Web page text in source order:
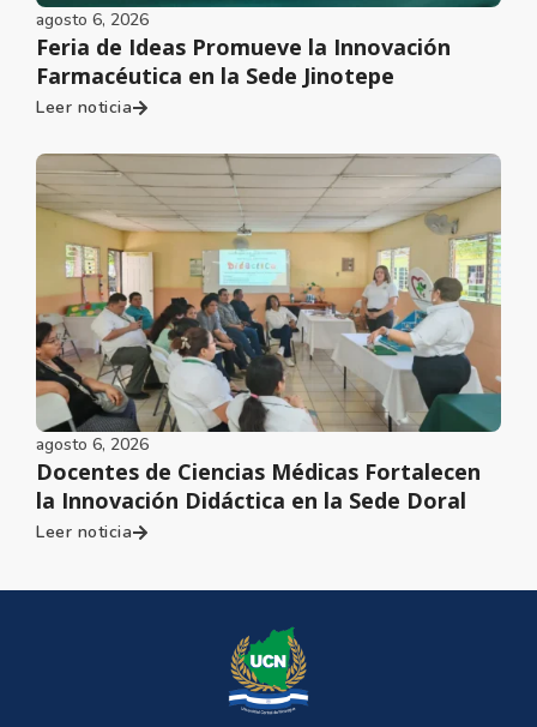
agosto 6, 2026
Feria de Ideas Promueve la Innovación
Farmacéutica en la Sede Jinotepe
Leer noticia
agosto 6, 2026
Docentes de Ciencias Médicas Fortalecen
la Innovación Didáctica en la Sede Doral
Leer noticia